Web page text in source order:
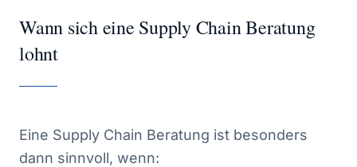
Wann sich eine Supply Chain Beratung
lohnt
Eine Supply Chain Beratung ist besonders
dann sinnvoll, wenn: